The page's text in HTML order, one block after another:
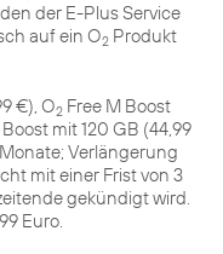
der E-Plus Service
auf ein O2 Produkt
€), O2 Free M Boost
Boost mit 120 GB (44,99
Verlängerung
mit einer Frist von 3
gekündigt wird.
Euro.